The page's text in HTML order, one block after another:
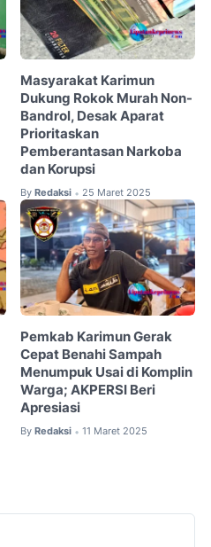
Masyarakat Karimun
Dukung Rokok Murah Non-
Bandrol, Desak Aparat
Prioritaskan
Pemberantasan Narkoba
dan Korupsi
By Redaksi • 25 Maret 2025
Pemkab Karimun Gerak
Cepat Benahi Sampah
Menumpuk Usai di Komplin
Warga; AKPERSI Beri
Apresiasi
By Redaksi • 11 Maret 2025